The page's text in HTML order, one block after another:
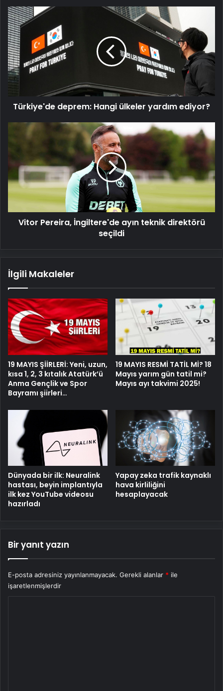
Türkiye'de
deprem:
Hangi
ülkeler
yardım
ediyor?
Türkiye'de deprem: Hangi ülkeler yardım ediyor?
Vitor
Pereira,
teknik
direktörü
seçildi
Vitor Pereira, İngiltere'de ayın teknik direktörü
seçildi
İlgili Makaleler
19 MAYIS ŞİİRLERİ: Yeni, uzun,
kısa 1, 2, 3 kıtalık Atatürk’ü
Anma Gençlik ve Spor
Bayramı şiirleri…
19 MAYIS RESMİ TATİL Mİ? 18
Mayıs yarım gün tatil mi?
Mayıs ayı takvimi 2025!
Dünyada bir ilk: Neuralink
hastası, beyin implantıyla
ilk kez YouTube videosu
hazırladı
Yapay zeka trafik kaynaklı
hava kirliliğini
hesaplayacak
Bir yanıt yazın
E-posta adresiniz yayınlanmayacak. Gerekli alanlar * ile
işaretlenmişlerdir